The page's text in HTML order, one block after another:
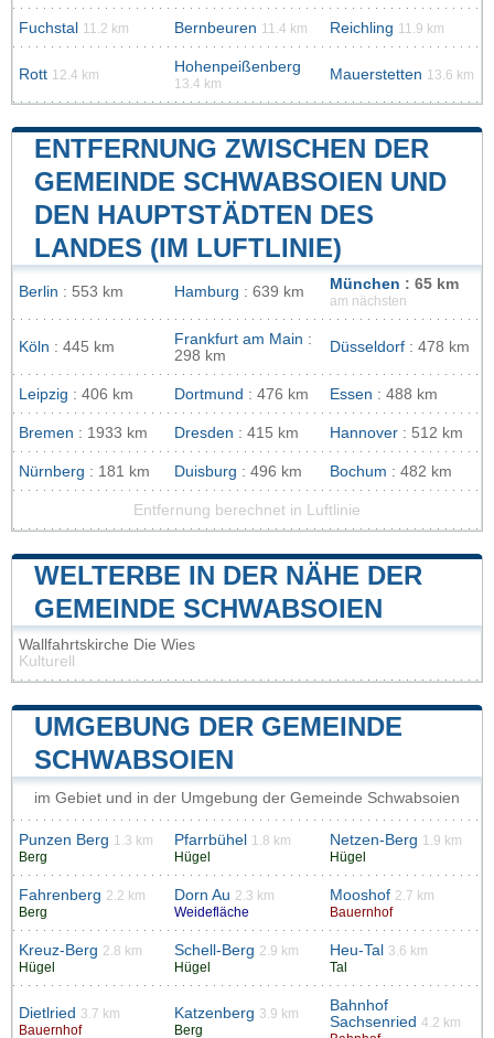
Fuchstal 11.2 km Bernbeuren 11.4 km Reichling 11.9 km
Rott 12.4 km Hohenpeißenberg
13.4 km
Mauerstetten 13.6 km
ENTFERNUNG ZWISCHEN DER
GEMEINDE SCHWABSOIEN UND
DEN HAUPTSTÄDTEN DES
LANDES (IM LUFTLINIE)
Berlin : 553 km Hamburg : 639 km München : 65 km
am nächsten
Köln : 445 km Frankfurt am Main :
298 km
Düsseldorf : 478 km
Leipzig : 406 km Dortmund : 476 km Essen : 488 km
Bremen : 1933 km Dresden : 415 km Hannover : 512 km
Nürnberg : 181 km Duisburg : 496 km Bochum : 482 km
Entfernung berechnet in Luftlinie
WELTERBE IN DER NÄHE DER
GEMEINDE SCHWABSOIEN
Wallfahrtskirche Die Wies
Kulturell
UMGEBUNG DER GEMEINDE
SCHWABSOIEN
im Gebiet und in der Umgebung der Gemeinde Schwabsoien
Punzen Berg 1.3 km
Berg
Pfarrbühel
1.8 km
Hügel
Netzen-Berg 1.9 km
Hügel
Fahrenberg 2.2 km
Berg
Dorn Au 2.3 km
Weidefläche
Mooshof 2.7 km
Bauernhof
Kreuz-Berg 2.8 km
Hügel
Schell-Berg 2.9 km
Hügel
Heu-Tal
3.6 km
Tal
Dietlried 3.7 km
Bauernhof
Katzenberg 3.9 km
Berg
Bahnhof
Sachsenried 4.2 km